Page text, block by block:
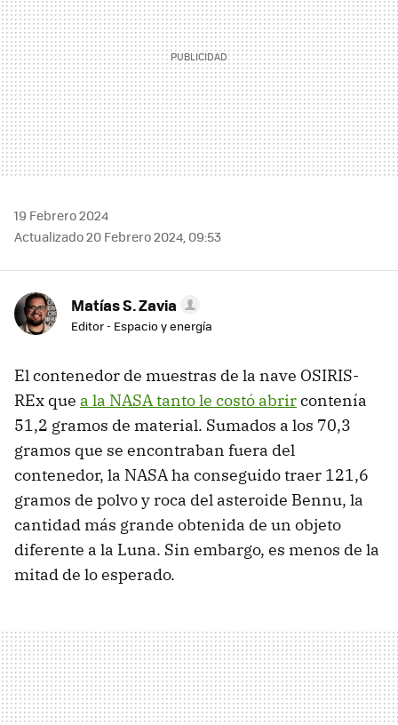
19 Febrero 2024
Actualizado 20 Febrero 2024, 09:53
Matías S. Zavia
Editor - Espacio y energía
El contenedor de muestras de la nave OSIRIS-
REx que a la NASA tanto le costó abrircontenía
51,2 gramos de material. Sumados a los 70,3
gramos que se encontraban fuera del
contenedor, la NASA ha conseguido traer 121,6
gramos de polvo y roca del asteroide Bennu, la
cantidad más grande obtenida de un objeto
diferente a la Luna. Sin embargo, es menos de la
mitad de lo esperado.